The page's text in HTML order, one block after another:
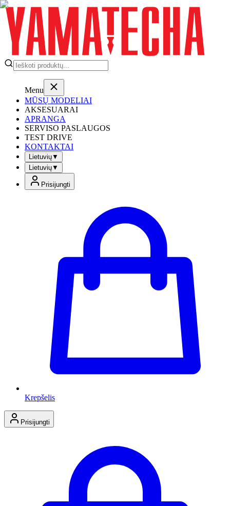
Menu
MŪSŲ MODELIAI
AKSESUARAI
APRANGA
SERVISO PASLAUGOS
TEST DRIVE
KONTAKTAI
Lietuvių▼
Lietuvių▼
Prisijungti
Krepšelis
Prisijungti